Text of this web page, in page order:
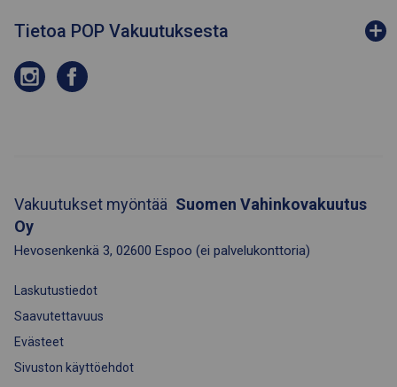
Tietoa POP Vakuutuksesta
Vakuutukset myöntää Suomen Vahinkovakuutus
Oy
Hevosenkenkä 3, 02600 Espoo (ei palvelukonttoria)
Laskutustiedot
Saavutettavuus
Evästeet
Sivuston käyttöehdot